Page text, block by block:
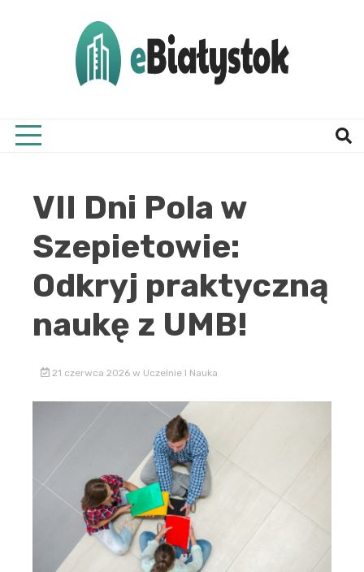
VII Dni Pola w
Szepietowie:
Odkryj praktyczną
naukę z UMB!
21 czerwca 2026 w Uczelnie I Nauka